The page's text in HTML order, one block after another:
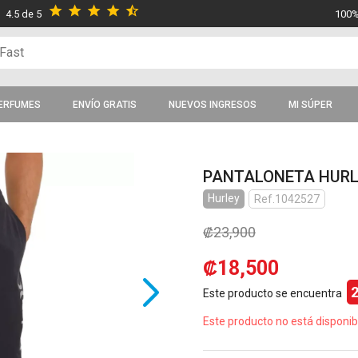
4.5 de 5 star star star star star_half
ENVÍO GRATIS NUEVOS INGRESOS MI SÚPER
PANTALONETA
Hurley Ref.1042527
₡23,900
₡18,500
Este producto se encuentra
Este producto no está